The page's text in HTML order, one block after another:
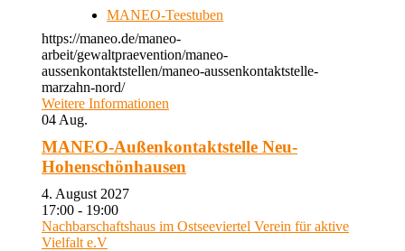
MANEO-Teestuben
https://maneo.de/maneo-
arbeit/gewaltpraevention/maneo-
aussenkontaktstellen/maneo-aussenkontaktstelle-
marzahn-nord/
Weitere Informationen
04 Aug.
MANEO-Außenkontaktstelle Neu-
Hohenschönhausen
4. August 2027
17:00 - 19:00
Nachbarschaftshaus im Ostseeviertel Verein für aktive
Vielfalt e.V